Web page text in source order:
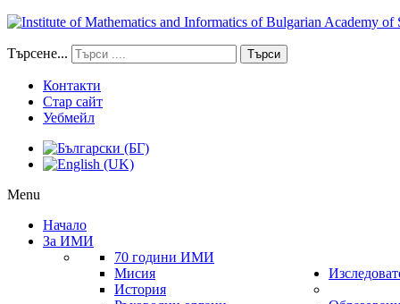
Търсене... Търси
Контакти
Стар сайт
Уебмейл
Menu
Начало
За ИМИ
70 години ИМИ
Мисия
История